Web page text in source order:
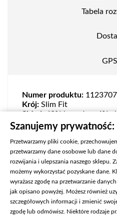
Tabela
Numer produktu:
Krój: Slim Fit
Skład:48% bawełna, 4%
Zapięcie:Guziki
Szanujemy prywatność:
Przetwarzamy pliki cookie,
przetwarzamy dane osobowe lub dane
rozwijania i ulepszania naszego sklepu.
możemy wykorzystać pozyskane dane.
wyrażasz zgodę na przetwarzanie
jak opisano powyżej. Możesz również
szczegółowych informacji i zmienić
zgodę lub odmówisz. Niektóre rodzaje